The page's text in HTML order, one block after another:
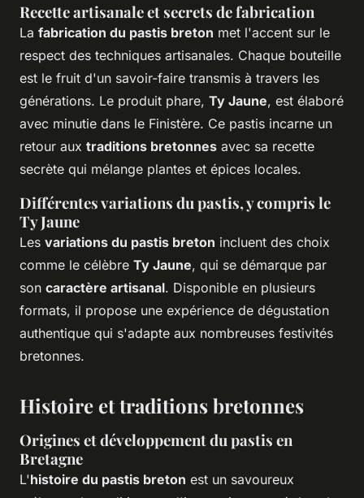
Recette artisanale et secrets de fabrication
La fabrication du pastis breton met l'accent sur le
respect des techniques artisanales. Chaque bouteille
est le fruit d'un savoir-faire transmis à travers les
générations. Le produit phare, Ty Jaune, est élaboré
avec minutie dans le Finistère. Ce pastis incarne un
retour aux traditions bretonnes avec sa recette
secrète qui mélange plantes et épices locales.
Différentes variations du pastis, y compris le
Ty Jaune
Les variations du pastis breton incluent des choix
comme le célèbre Ty Jaune, qui se démarque par
son caractère artisanal. Disponible en plusieurs
formats, il propose une expérience de dégustation
authentique qui s'adapte aux nombreuses festivités
bretonnes.
Histoire et traditions bretonnes
Origines et développement du pastis en
Bretagne
L'histoire du pastis breton est un savoureux